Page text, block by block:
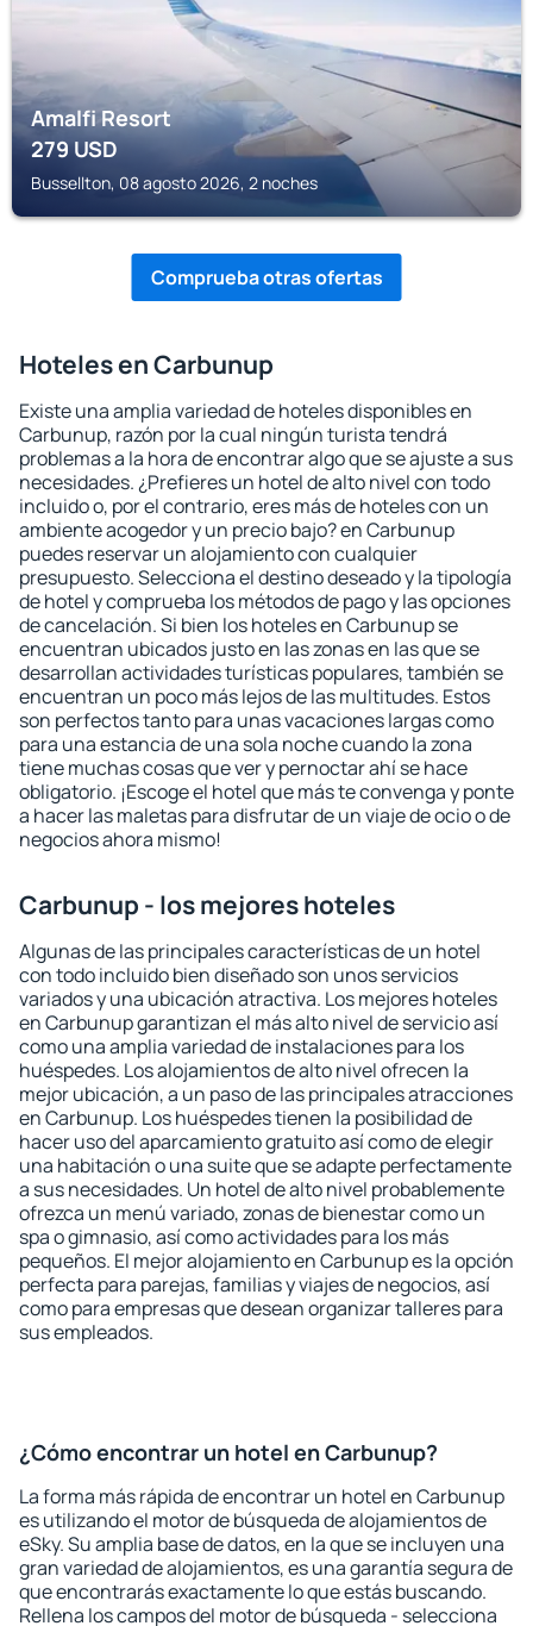
Amalfi Resort
279USD
Bussellton, 08 agosto 2026, 2 noches
Comprueba otras ofertas
Hoteles en Carbunup
Existe una amplia variedad de hoteles disponibles en
Carbunup, razón por la cual ningún turista tendrá
problemas a la hora de encontrar algo que se ajuste a sus
necesidades. ¿Prefieres un hotel de alto nivel con todo
incluido o, por el contrario, eres más de hoteles con un
ambiente acogedor y un precio bajo? en Carbunup
puedes reservar un alojamiento con cualquier
presupuesto. Selecciona el destino deseado y la tipología
de hotel y comprueba los métodos de pago y las opciones
de cancelación. Si bien los hoteles en Carbunup se
encuentran ubicados justo en las zonas en las que se
desarrollan actividades turísticas populares, también se
encuentran un poco más lejos de las multitudes. Estos
son perfectos tanto para unas vacaciones largas como
para una estancia de una sola noche cuando la zona
tiene muchas cosas que ver y pernoctar ahí se hace
obligatorio. ¡Escoge el hotel que más te convenga y ponte
a hacer las maletas para disfrutar de un viaje de ocio o de
negocios ahora mismo!
Carbunup - los mejores hoteles
Algunas de las principales características de un hotel
con todo incluido bien diseñado son unos servicios
variados y una ubicación atractiva. Los mejores hoteles
en Carbunup garantizan el más alto nivel de servicio así
como una amplia variedad de instalaciones para los
huéspedes. Los alojamientos de alto nivel ofrecen la
mejor ubicación, a un paso de las principales atracciones
en Carbunup. Los huéspedes tienen la posibilidad de
hacer uso del aparcamiento gratuito así como de elegir
una habitación o una suite que se adapte perfectamente
a sus necesidades. Un hotel de alto nivel probablemente
ofrezca un menú variado, zonas de bienestar como un
spa o gimnasio, así como actividades para los más
pequeños. El mejor alojamiento en Carbunup es la opción
perfecta para parejas, familias y viajes de negocios, así
como para empresas que desean organizar talleres para
sus empleados.
¿Cómo encontrar un hotel en Carbunup?
La forma más rápida de encontrar un hotel en Carbunup
es utilizando el motor de búsqueda de alojamientos de
eSky. Su amplia base de datos, en la que se incluyen una
gran variedad de alojamientos, es una garantía segura de
que encontrarás exactamente lo que estás buscando.
Rellena los campos del motor de búsqueda - selecciona